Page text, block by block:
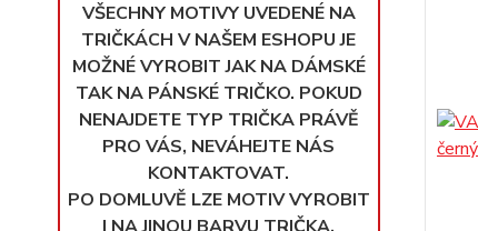
VŠECHNY MOTIVY UVEDENÉ NA
TRIČKÁCH V NAŠEM ESHOPU JE
MOŽNÉ VYROBIT JAK NA DÁMSKÉ
TAK NA PÁNSKÉ TRIČKO. POKUD
NENAJDETE TYP TRIČKA PRÁVĚ
PRO VÁS, NEVÁHEJTE NÁS
KONTAKTOVAT.
PO DOMLUVĚ LZE MOTIV VYROBIT